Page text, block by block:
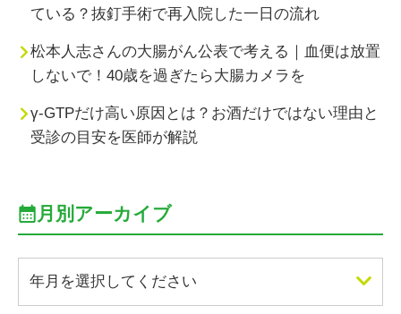
ている？抜釘手術で再入院した一日の流れ
松本人志さんの大腸がん公表で考える｜血便は放置
しないで！40歳を過ぎたら大腸カメラを
γ-GTPだけ高い原因とは？お酒だけではない理由と
受診の目安を医師が解説
月別アーカイブ
年月を選択してください